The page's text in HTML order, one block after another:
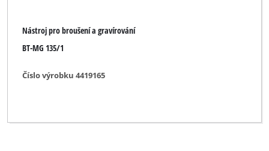
Nástroj pro broušení a gravírování
BT-MG 135/1
Číslo výrobku 4419165